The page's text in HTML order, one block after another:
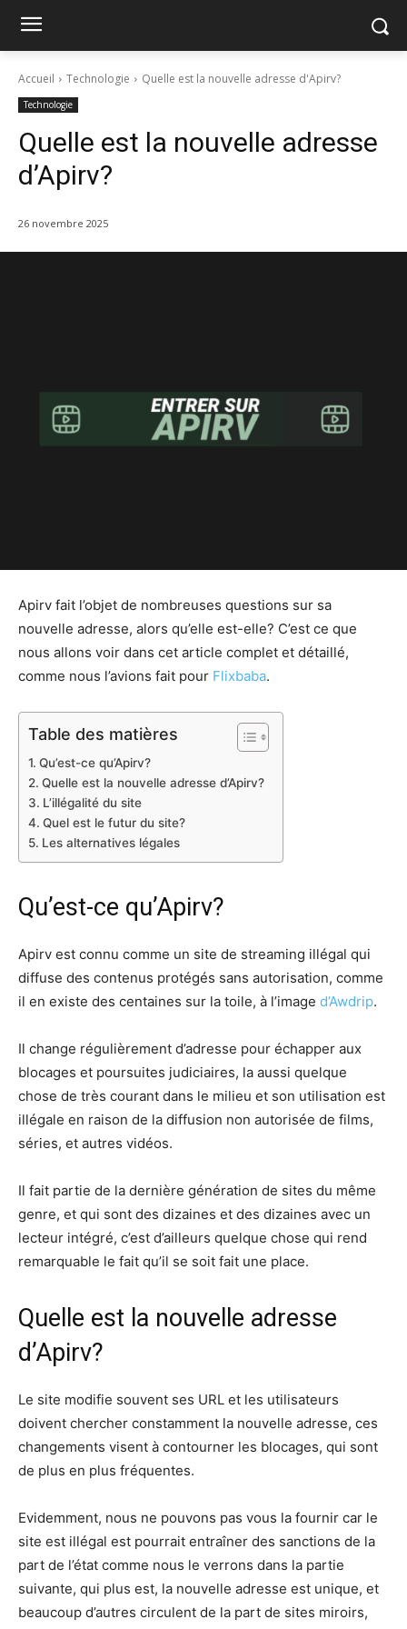
Accueil Technologie Quelle est la nouvelle adresse d'Apirv?
Technologie
Quelle est la nouvelle adresse
d’Apirv?
26 novembre 2025
Apirv fait l’objet de nombreuses questions sur sa
nouvelle adresse, alors qu’elle est-elle? C’est ce que
nous allons voir dans cet article complet et détaillé,
comme nous l’avions fait pour Flixbaba.
Table des matières
Qu’est-ce qu’Apirv?
Quelle est la nouvelle adresse d’Apirv?
L’illégalité du site
Quel est le futur du site?
Les alternatives légales
Qu’est-ce qu’Apirv?
Apirv est connu comme un site de streaming illégal qui
diffuse des contenus protégés sans autorisation, comme
il en existe des centaines sur la toile, à l’image d’Awdrip.
Il change régulièrement d’adresse pour échapper aux
blocages et poursuites judiciaires, la aussi quelque
chose de très courant dans le milieu et son utilisation est
illégale en raison de la diffusion non autorisée de films,
séries, et autres vidéos.
Il fait partie de la dernière génération de sites du même
genre, et qui sont des dizaines et des dizaines avec un
lecteur intégré, c’est d’ailleurs quelque chose qui rend
remarquable le fait qu’il se soit fait une place.
Quelle est la nouvelle adresse
d’Apirv?
Le site modifie souvent ses URL et les utilisateurs
doivent chercher constamment la nouvelle adresse, ces
changements visent à contourner les blocages, qui sont
de plus en plus fréquentes.
Evidemment, nous ne pouvons pas vous la fournir car le
site est illégal est pourrait entraîner des sanctions de la
part de l’état comme nous le verrons dans la partie
suivante, qui plus est, la nouvelle adresse est unique, et
beaucoup d’autres circulent de la part de sites miroirs,